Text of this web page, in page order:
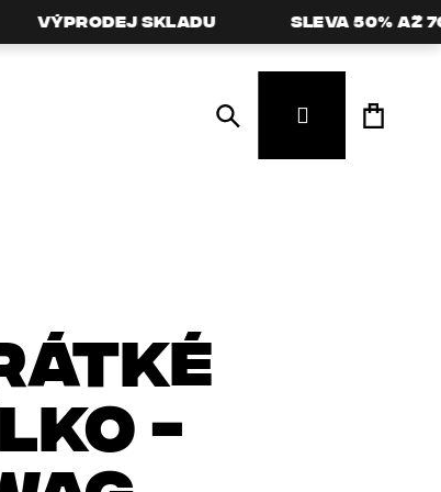
Výprodej skladu Sleva 50% až 70%
Hledat Přihlášení
-